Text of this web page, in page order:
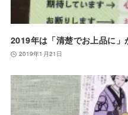
2019年は「清楚でお上品に」
2019年1月21日